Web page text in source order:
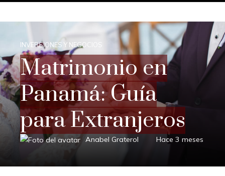
INVERSIONES Y NEGOCIOS
Matrimonio en
Panamá: Guía
para Extranjeros
Anabel Graterol Hace 3 meses